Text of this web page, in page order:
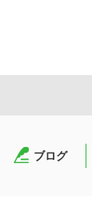
ブログ